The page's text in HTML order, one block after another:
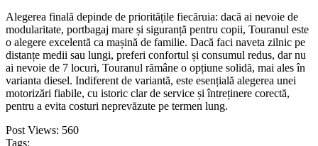
Alegerea finală depinde de prioritățile fiecăruia: dacă ai nevoie de
modularitate, portbagaj mare și siguranță pentru copii, Touranul este
o alegere excelentă ca mașină de familie. Dacă faci naveta zilnic pe
distanțe medii sau lungi, preferi confortul și consumul redus, dar nu
ai nevoie de 7 locuri, Touranul rămâne o opțiune solidă, mai ales în
varianta diesel. Indiferent de variantă, este esențială alegerea unei
motorizări fiabile, cu istoric clar de service și întreținere corectă,
pentru a evita costuri neprevăzute pe termen lung.
Post Views: 560
Tags: